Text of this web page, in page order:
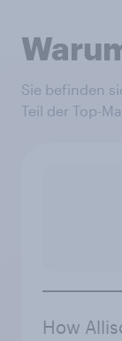
Sie befinden
Teil der Top-
How